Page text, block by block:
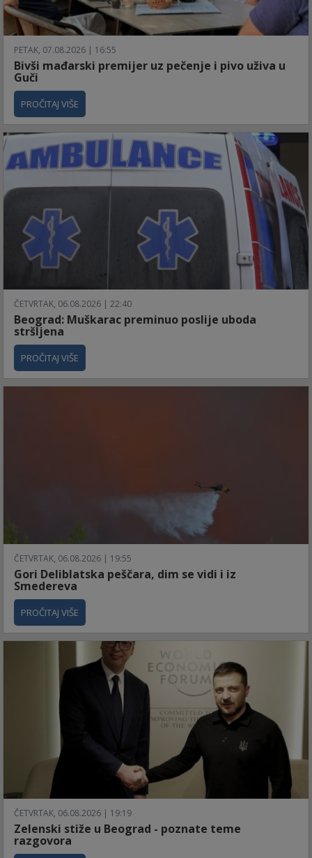
PETAK, 07.08.2026 | 16:55
Bivši mađarski premijer uz pečenje i pivo uživa u
Guči
PROČITAJ VIŠE
ČETVRTAK, 06.08.2026 | 22:40
Beograd: Muškarac preminuo poslije uboda
stršljena
PROČITAJ VIŠE
ČETVRTAK, 06.08.2026 | 19:55
Gori Deliblatska peščara, dim se vidi i iz
Smedereva
PROČITAJ VIŠE
ČETVRTAK, 06.08.2026 | 19:19
Zelenski stiže u Beograd - poznate teme
razgovora